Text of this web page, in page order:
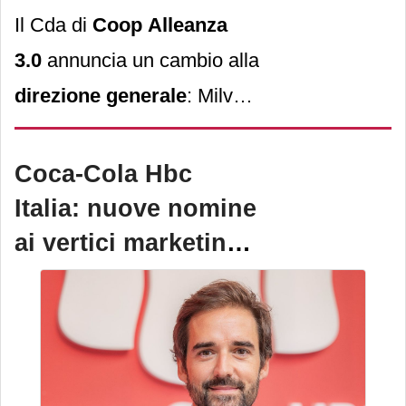
Il Cda di Coop Alleanza
3.0 annuncia un cambio alla
direzione generale: Milva
Carletti conclude il suo
percorso. A succederle
Luca Zeccherini
Coca-Cola Hbc
Italia: nuove nomine
ai vertici marketing
e commerciale